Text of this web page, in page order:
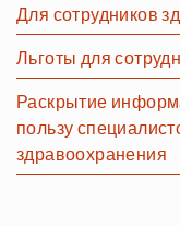
Для сотрудников
Льготы для
Раскрытие
пользу
здравоохранения